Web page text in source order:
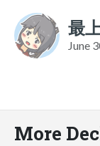
最
June
More